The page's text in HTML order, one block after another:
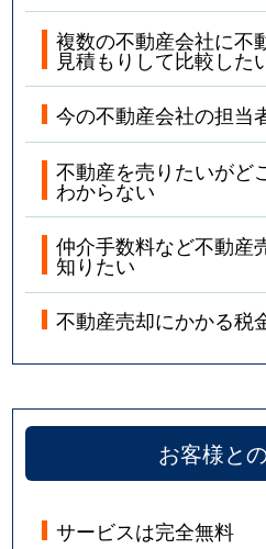
複数の不動産会社に不
見積もりして比較した
今の不動産会社の担当
不動産を売りたいがど
わからない
仲介手数料など不動産
知りたい
不動産売却にかかる税
お客様と
サービスは完全無料